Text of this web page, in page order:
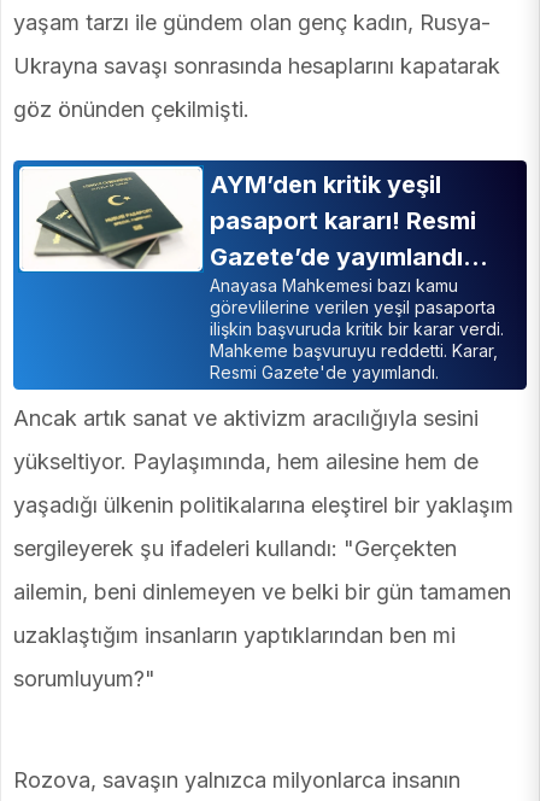
yaşam tarzı ile gündem olan genç kadın, Rusya-
Ukrayna savaşı sonrasında hesaplarını kapatarak
göz önünden çekilmişti.
AYM’den kritik yeşil
pasaport kararı! Resmi
Gazete’de yayımlandı…
Anayasa Mahkemesi bazı kamu
görevlilerine verilen yeşil pasaporta
ilişkin başvuruda kritik bir karar verdi.
Mahkeme başvuruyu reddetti. Karar,
Resmi Gazete'de yayımlandı.
Ancak artık sanat ve aktivizm aracılığıyla sesini
yükseltiyor. Paylaşımında, hem ailesine hem de
yaşadığı ülkenin politikalarına eleştirel bir yaklaşım
sergileyerek şu ifadeleri kullandı: "Gerçekten
ailemin, beni dinlemeyen ve belki bir gün tamamen
uzaklaştığım insanların yaptıklarından ben mi
sorumluyum?"
Rozova, savaşın yalnızca milyonlarca insanın